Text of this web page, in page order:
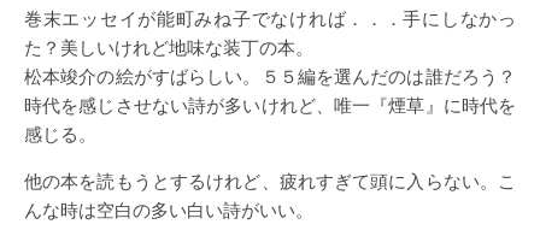
巻末エッセイが能町みね子でなければ．．．手にしなかっ
た？美しいけれど地味な装丁の本。
松本竣介の絵がすばらしい。５５編を選んだのは誰だろう？
時代を感じさせない詩が多いけれど、唯一『煙草』に時代を
感じる。
他の本を読もうとするけれど、疲れすぎて頭に入らない。こ
んな時は空白の多い白い詩がいい。